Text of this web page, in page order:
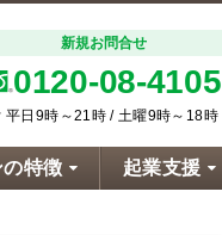
新規お問合せ
0120-08-4105
平日9時～21時 / 土曜9時～18時
特徴 起業支援